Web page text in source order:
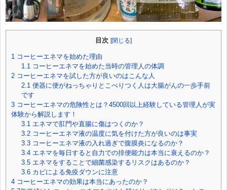
目次 [閉じる]
1 コーヒーエネマを始めた理由
1.1 コーヒーエネマを始めた当時の管理人の体調
2 コーヒーエネマを試した方が良いのはこんな人
2.1 便器に便がねっちゃりとこべりつく人は大腸がんの一歩手前
です
3 コーヒーエネマの危険性とは？4500回以上経験している管理人が実
体験から解説します！
3.1 エネマで肛門や直腸に傷はつくのか？
3.2コーヒーエネマ液の温度に気を付けた方が良いのは事実
3.3コーヒーエネマ液の入れ過ぎで腹膜炎になるのか？
3.4エネマを毎日すると自力での排便能力は本当に衰えるのか？
3.5エネマをすることで細菌感染するリスクはあるのか？
3.6カビによる免疫ダウンに注意
4 コーヒーエネマの効果は本当にあったのか？